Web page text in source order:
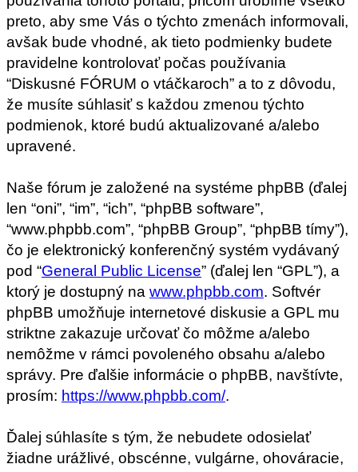
preto, aby sme Vás o týchto zmenách informovali,
avšak bude vhodné, ak tieto podmienky budete
pravidelne kontrolovať počas používania
“Diskusné FÓRUM o vtáčkaroch” a to z dôvodu,
že musíte súhlasiť s každou zmenou týchto
podmienok, ktoré budú aktualizované a/alebo
upravené.
Naše fórum je založené na systéme phpBB (ďalej
len “oni”, “im”, “ich”, “phpBB software”,
“www.phpbb.com”, “phpBB Group”, “phpBB tímy”),
čo je elektronický konferenčný systém vydávaný
pod “General Public License” (ďalej len “GPL”), a
ktorý je dostupný na www.phpbb.com. Softvér
phpBB umožňuje internetové diskusie a GPL mu
striktne zakazuje určovať čo môžme a/alebo
nemôžme v rámci povoleného obsahu a/alebo
správy. Pre ďalšie informácie o phpBB, navštívte,
prosím: https://www.phpbb.com/.
Ďalej súhlasíte s tým, že nebudete odosielať
žiadne urážlivé, obscénne, vulgárne, ohováracie,